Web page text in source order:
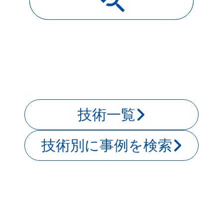
技術一覧
技術別に事例を検索